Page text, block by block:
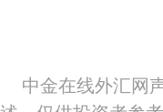
中金在线外汇网